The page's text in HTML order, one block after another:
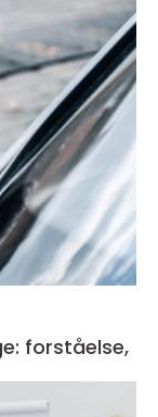
forståelse,